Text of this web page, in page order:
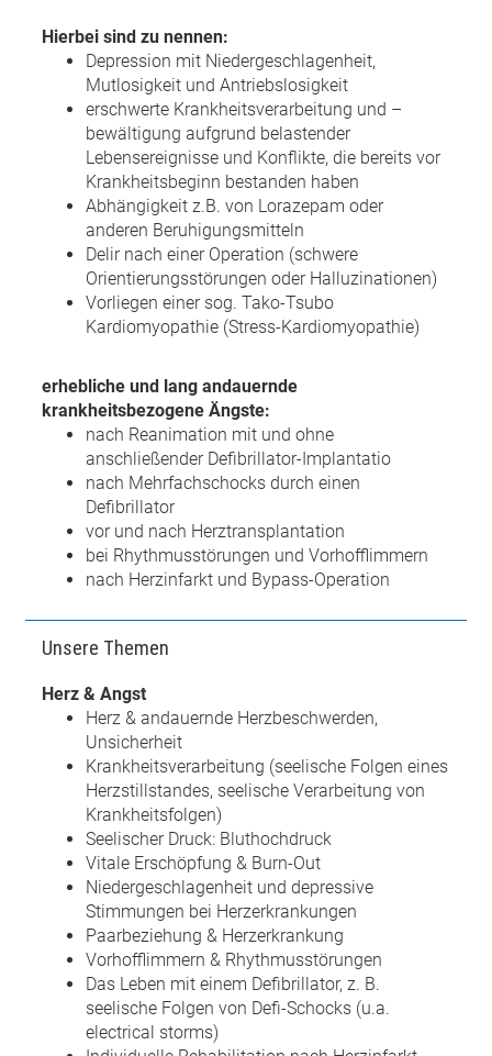
Hierbei sind zu nennen:
Depression mit Niedergeschlagenheit,
Mutlosigkeit und Antriebslosigkeit
erschwerte Krankheitsverarbeitung und –
bewältigung aufgrund belastender
Lebensereignisse und Konflikte, die bereits vor
Krankheitsbeginn bestanden haben
Abhängigkeit z.B. von Lorazepam oder
anderen Beruhigungsmitteln
Delir nach einer Operation (schwere
Orientierungsstörungen oder Halluzinationen)
Vorliegen einer sog. Tako-Tsubo
Kardiomyopathie (Stress-Kardiomyopathie)
erhebliche und lang andauernde
krankheitsbezogene Ängste:
nach Reanimation mit und ohne
anschließender Defibrillator-Implantatio
nach Mehrfachschocks durch einen
Defibrillator
vor und nach Herztransplantation
bei Rhythmusstörungen und Vorhofflimmern
nach Herzinfarkt und Bypass-Operation
Unsere Themen
Herz & Angst
Herz & andauernde Herzbeschwerden,
Unsicherheit
Krankheitsverarbeitung (seelische Folgen eines
Herzstillstandes, seelische Verarbeitung von
Krankheitsfolgen)
Seelischer Druck: Bluthochdruck
Vitale Erschöpfung & Burn-Out
Niedergeschlagenheit und depressive
Stimmungen bei Herzerkrankungen
Paarbeziehung & Herzerkrankung
Vorhofflimmern & Rhythmusstörungen
Das Leben mit einem Defibrillator, z. B.
seelische Folgen von Defi-Schocks (u.a.
electrical storms)